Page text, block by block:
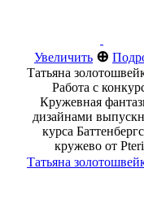
Увеличить ⊕
Татьяна
Работа с
Кружевная
дизайнами
курса
кружево от
Татьяна